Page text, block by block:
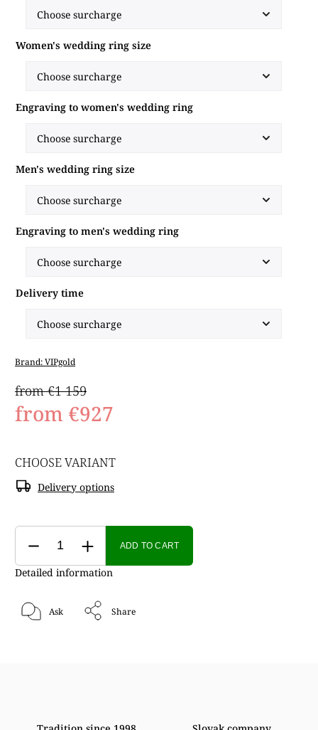
Women's wedding ring size
Engraving to women's wedding ring
Men's wedding ring size
Engraving to men's wedding ring
Delivery time
Brand:VIPgold
from €1 159
from €927
CHOOSE VARIANT
Delivery options
ADD TO CART
Detailed information
Ask Share